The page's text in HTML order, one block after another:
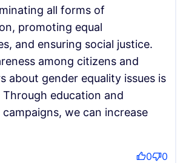
all forms of
promoting equal
and ensuring social justice.
among citizens and
about gender equality issues is
Through education and
we can increase
0 0